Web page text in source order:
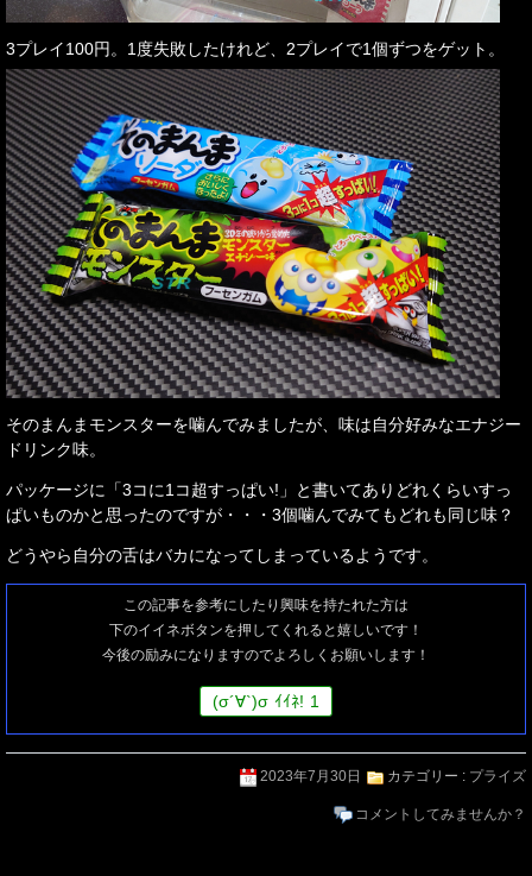
3プレイ100円。1度失敗したけれど、2プレイで1個ずつをゲット。
そのまんまモンスターを噛んでみましたが、味は自分好みなエナジー
ドリンク味。
パッケージに「3コに1コ超すっぱい!」と書いてありどれくらいすっ
ぱいものかと思ったのですが・・・3個噛んでみてもどれも同じ味？
どうやら自分の舌はバカになってしまっているようです。
この記事を参考にしたり興味を持たれた方は
下のイイネボタンを押してくれると嬉しいです！
今後の励みになりますのでよろしくお願いします！
(σ´∀`)σ ｲｲﾈ! 1
2023年7月30日 カテゴリー : プライズ
コメントしてみませんか？